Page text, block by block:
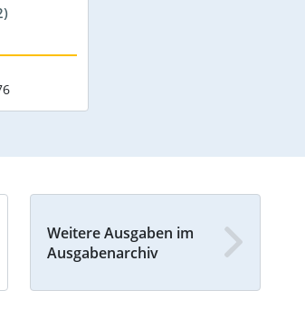
Weitere Ausgaben im
Ausgabenarchiv